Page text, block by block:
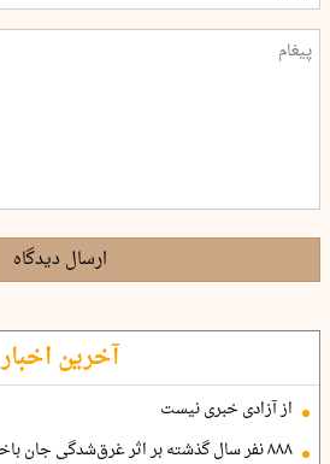
ارسال دیدگاه
آخرین اخبار
از آزادی خبری نیست
۸۸۸ نفر سال گذشته بر اثر غرق‌شدگی جان باختند